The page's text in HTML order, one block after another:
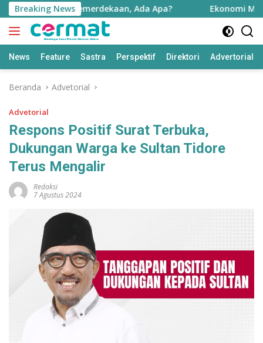
Langsung
ke
konten
Breaking News
HUT Kemerdekaan, Ada Apa? Ekonomi
News Feature Sastra Perspektif Direktori Advertorial
Beranda Advetorial
Advetorial
Respons Positif Surat Terbuka,
Dukungan Warga ke Sultan Tidore
Terus Mengalir
Redaksi
7 Agustus 2024